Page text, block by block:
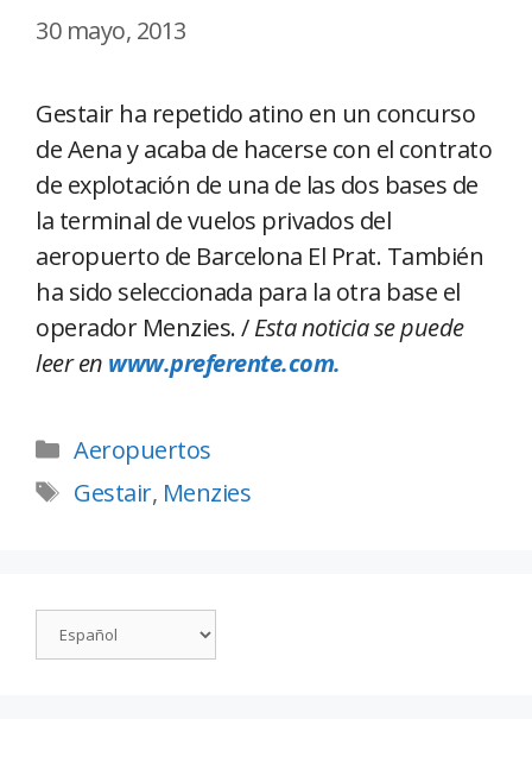
30 mayo, 2013
Gestair ha repetido atino en un concurso
de Aena y acaba de hacerse con el contrato
de explotación de una de las dos bases de
la terminal de vuelos privados del
aeropuerto de Barcelona El Prat. También
ha sido seleccionada para la otra base el
operador Menzies. /Esta noticia se puede
leer en www.preferente.com.
Aeropuertos
Gestair, Menzies